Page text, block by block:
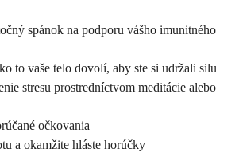
spánok na podporu vášho imunitného
to vaše telo dovolí, aby ste si udržali silu
stresu prostredníctvom meditácie alebo
očkovania
a okamžite hláste horúčky